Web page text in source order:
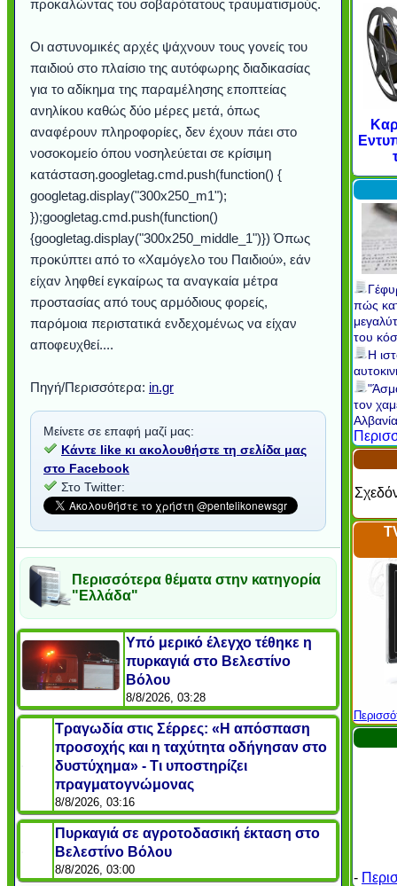
προκαλώντας του σοβαρότατους τραυματισμούς.
Οι αστυνομικές αρχές ψάχνουν τους γονείς του
παιδιού στο πλαίσιο της αυτόφωρης διαδικασίας
για το αδίκημα της παραμέλησης εποπτείας
ανηλίκου καθώς δύο μέρες μετά, όπως
αναφέρουν πληροφορίες, δεν έχουν πάει στο
νοσοκομείο όπου νοσηλεύεται σε κρίσιμη
κατάσταση.googletag.cmd.push(function() {
googletag.display("300x250_m1");
});googletag.cmd.push(function()
{googletag.display("300x250_middle_1")}) Όπως
προκύπτει από το «Χαμόγελο του Παιδιού», εάν
είχαν ληφθεί εγκαίρως τα αναγκαία μέτρα
προστασίας από τους αρμόδιους φορείς,
παρόμοια περιστατικά ενδεχομένως να είχαν
αποφευχθεί....
Πηγή/Περισσότερα: in.gr
Μείνετε σε επαφή μαζί μας:
Κάντε like κι ακολουθήστε τη σελίδα μας
στο Facebook
Στο Twitter:
Περισσότερα θέματα στην κατηγορία
"Ελλάδα"
Υπό μερικό έλεγχο τέθηκε η
πυρκαγιά στο Βελεστίνο
Βόλου
8/8/2026, 03:28
Τραγωδία στις Σέρρες: «Η απόσπαση
προσοχής και η ταχύτητα οδήγησαν στο
δυστύχημα» - Τι υποστηρίζει
πραγματογνώμονας
8/8/2026, 03:16
Πυρκαγιά σε αγροτοδασική έκταση στο
Βελεστίνο Βόλου
8/8/2026, 03:00
Ο αέρας του μετρό φυσούσε
τα μαλλιά της
Ταξίδι στο Dubai (video)
Διεθνής Διαστημικός
Σταθμός: Ο κόσμος έξω από
το παράθυρό μου (video)
Μουσική από κιθάρα... με 27
χορδές
Video: Εντυπωσιακή
καταιγίδα από ψηλά
Εντυπωσιακές φωτογραφίες
από καταρράκτες
Abbey, Ireland
Ταϊτή
Υποθαλάσσιο ποτάμι πάγου
στην Ανταρκτική
Η νέα φωτογραφία της
Αθήνας από το Διάστημα,
που κάνει το γύρο του
Internet
Ο Κομήτης του Αιώνα θα
φωτίσει τη Γη περισσότερο
κι απ' το φεγγάρι!
Συγκινητικό video: Όταν η
λεοπάρδαλη ανακάλυψε
μωρό μπαμπουίνο
Alesund: Μια πόλη στη
Νορβηγία που μοιάζει με...
παραμυθένια
Η γάτα και το κοτοπουλάκι
πώς
του
Η
τον
-